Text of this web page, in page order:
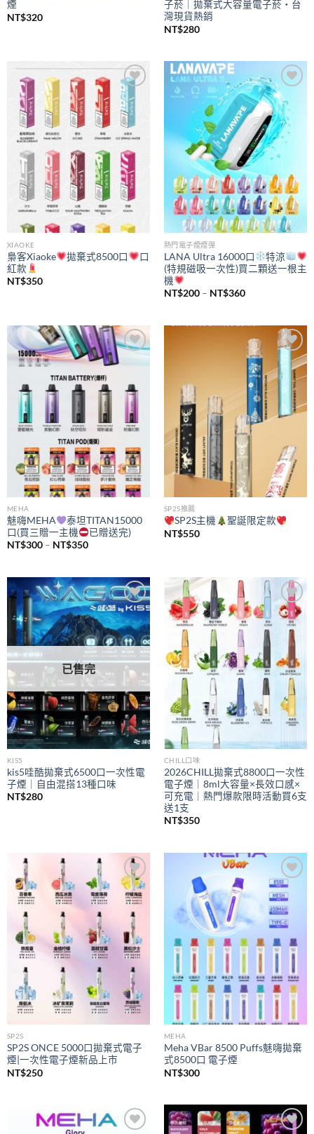
煙
NT$320
子菸｜拋棄式大容量電子菸・台
灣現貨熱銷
NT$280
Add to
wishlist
XIAOKE
梟客Xiaoke 拋棄式8500口
口
紅款
NT$350
Add to
wishlist
熱門電子煙煙彈
LANA Ultra 16000口
特涼
(特規磁吸一次性)買二顆送一根主
機
NT$200 – NT$360價
NT$200
到
NT$360
Add to
MEHA
魅嗨MEHA
泰坦TITAN15000
口(買三贈一主機
已贈送完)
NT$300 – NT$350價
NT$300
到
NT$350
Add to
wishlist
SP2S推薦
SP2S主機
聖誕限定款
NT$550
Add to
wishlist
已售完
KIS5
kis5哇酷拋棄式6500口一次性電
子煙｜自由混搭13種口味
NT$280
Add to
wishlist
CHILL口味
2026CHILL拋棄式8800口一次性
電子煙｜8ml大容量×長效口感×
可充電｜熱門爆款限時活動買6支
送1支
NT$350
Add to
wishlist
SP2S
SP2S ONCE 5000口拋棄式電子
煙|一次性電子煙新品上市
NT$250
Add to
wishlist
MEHA
Meha VBar 8500 Puffs魅嗨拋棄
式8500口 電子煙
NT$300